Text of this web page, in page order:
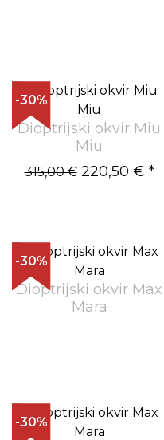
-30%
Dioptrijski okvir Miu
Miu
315,00 €220,50 € *
-30%
Dioptrijski okvir Max
Mara
-30%